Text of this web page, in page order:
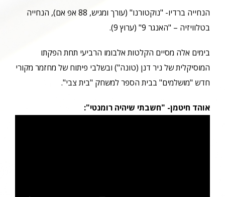
הנחייה ברדיו- "נוקטורנו" (עורך ומגיש, 88 אפ אם), הנחייה
בטלוויזיה – "האנגר 9" (ערוץ 9).
בימים אלה מסיים הקלטות אלבומו הרביעי תחת הפקתו
המוסיקלית של ניר דנן (טונה") ובשלבי פיתוח של מחזמר מקורי
חדש "מושלמים" בבית הספר למשחק "בית צבי".
אוהד חיטמן- "חשבתי שיהיה רומנטי":